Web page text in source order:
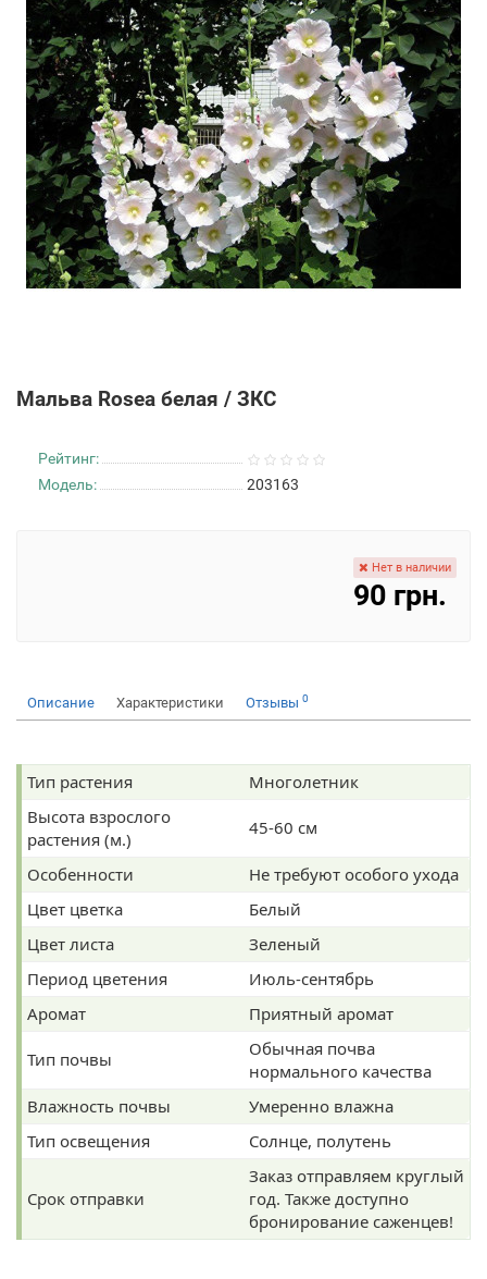
Мальва Rosea белая / ЗКС
Рейтинг:
Модель:
203163
Нет в наличии
90 грн.
Описание Характеристики Отзывы 0
Тип растения
Многолетник
Высота взрослого
растения (м.)
45-60 см
Особенности
Не требуют особого ухода
Цвет цветка
Белый
Цвет листа
Зеленый
Период цветения
Июль-сентябрь
Аромат
Приятный аромат
Тип почвы
Обычная почва
нормального качества
Влажность почвы
Умеренно влажна
Тип освещения
Солнце, полутень
Срок отправки
Заказ отправляем круглый
год. Также доступно
бронирование саженцев!